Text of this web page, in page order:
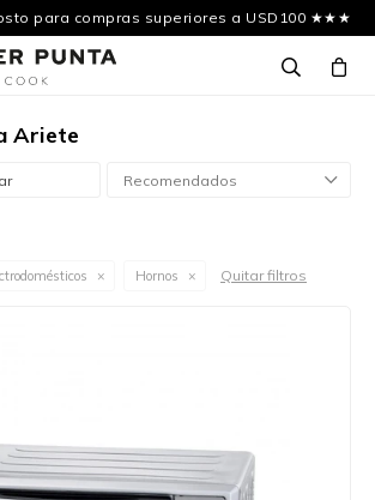
para compras superiores a USD100 ★★★
Ariete
Recomendados
Hornos Quitar filtros